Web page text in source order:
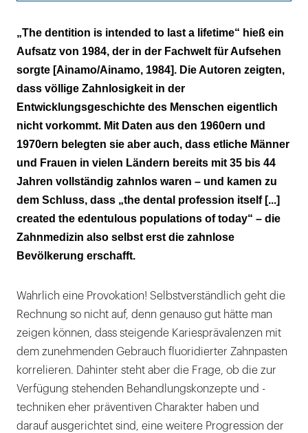
„Extension for Prevention“
Der Gang zum Zahnarzt: Schmerz versus
Kontrolle
Fazit
„The dentition is intended to last a lifetime“ hieß ein
Aufsatz von 1984, der in der Fachwelt für Aufsehen
sorgte [Ainamo/Ainamo, 1984]. Die Autoren zeigten,
dass völlige Zahnlosigkeit in der
Entwicklungsgeschichte des Menschen eigentlich
nicht vorkommt. Mit Daten aus den 1960ern und
1970ern belegten sie aber auch, dass etliche Männer
und Frauen in vielen Ländern bereits mit 35 bis 44
Jahren vollständig zahnlos waren – und kamen zu
dem Schluss, dass „the dental profession itself [...]
created the edentulous populations of today“ – die
Zahnmedizin also selbst erst die zahnlose
Bevölkerung erschafft.
Wahrlich eine Provokation! Selbstverständlich geht die
Rechnung so nicht auf, denn genauso gut hätte man
zeigen können, dass steigende Kariesprävalenzen mit
dem zunehmenden Gebrauch fluoridierter Zahnpasten
korrelieren. Dahinter steht aber die Frage, ob die zur
Verfügung stehenden Behandlungskonzepte und -
techniken eher präventiven Charakter haben und
darauf ausgerichtet sind, eine weitere Progression der